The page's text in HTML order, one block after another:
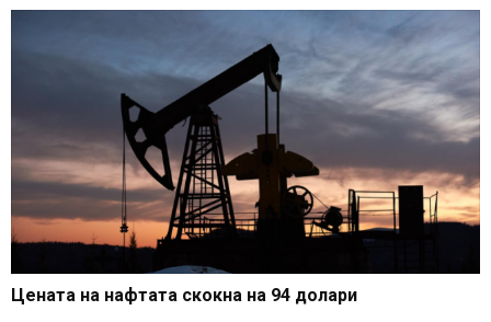
Цената на нафтата скокна на 94 долари